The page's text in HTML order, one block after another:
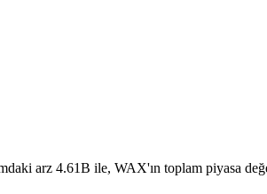
arz 4.61B ile, WAX'ın toplam piyasa